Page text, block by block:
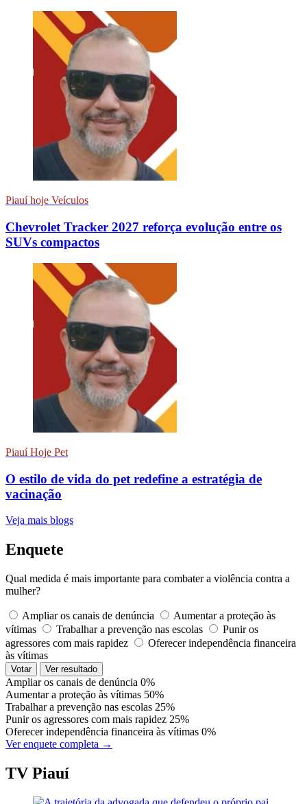
Piauí hoje Veículos
Chevrolet Tracker 2027 reforça evolução entre os
SUVs compactos
Piauí Hoje Pet
O estilo de vida do pet redefine a estratégia de
vacinação
Veja mais blogs
Enquete
Qual medida é mais importante para combater a violência contra a
mulher?
Ampliar os canais de denúncia
Aumentar a proteção às
vítimas
Trabalhar a prevenção nas escolas
Punir os
agressores com mais rapidez
Oferecer independência financeira
às vítimas
Votar Ver resultado
Ampliar os canais de denúncia 0%
Aumentar a proteção às vítimas 50%
Trabalhar a prevenção nas escolas 25%
Punir os agressores com mais rapidez 25%
Oferecer independência financeira às vítimas 0%
Ver enquete completa →
TV Piauí